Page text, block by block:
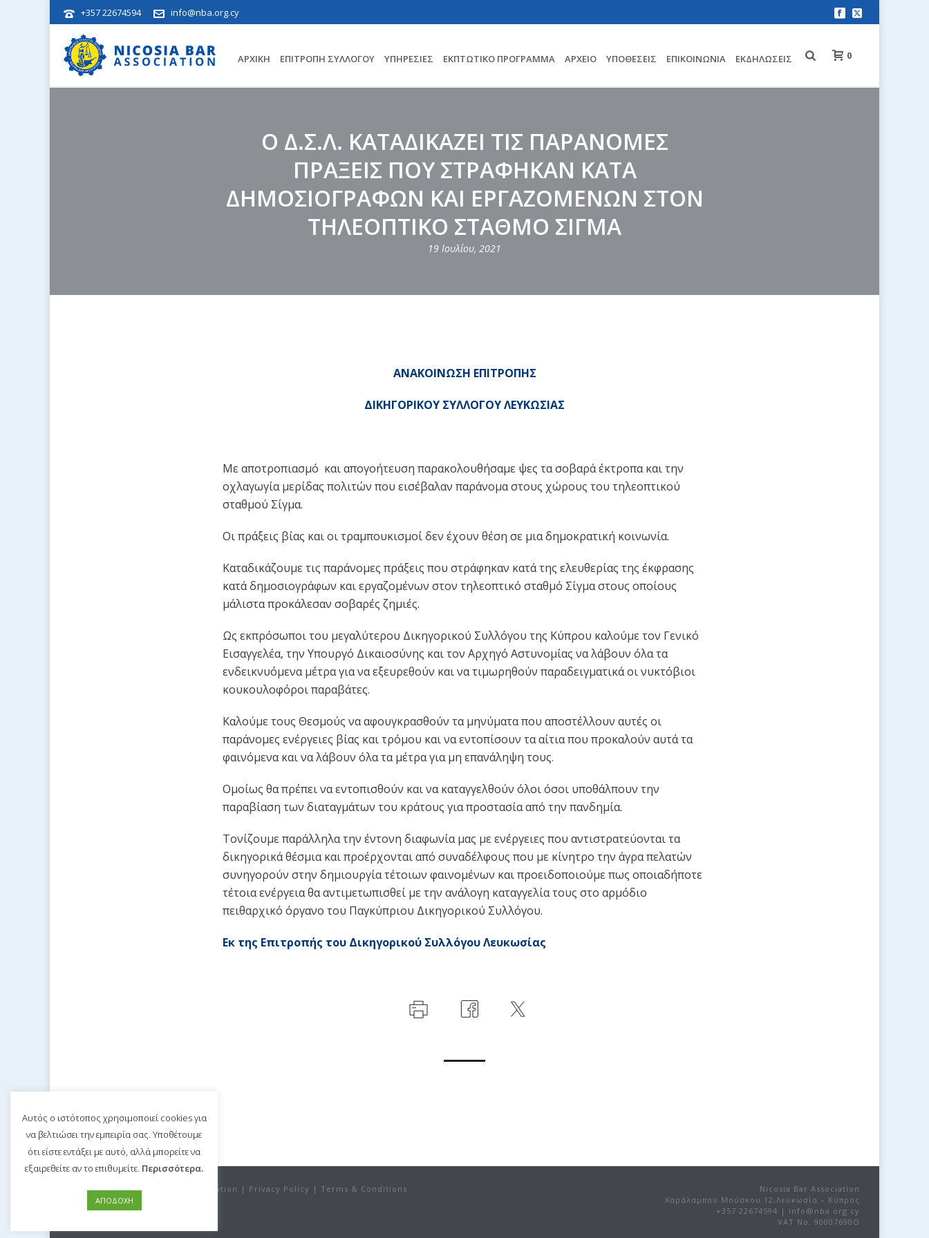
+357 22674594 info@nba.org.cy
ΑΡΧΙΚΉ ΕΠΙΤΡΟΠΗ ΣΥΛΛΟΓΟΥ ΥΠΗΡΕΣΊΕΣ ΕΚΠΤΩΤΙΚΌ ΠΡΌΓΡΑΜΜΑ ΑΡΧΕΊΟ ΥΠΟΘΈΣΕΙΣ EΠΙΚΟΙΝΩΝΊΑ ΕΚΔΗΛΏΣΕΙΣ 0
Ο Δ.Σ.Λ. ΚΑΤΑΔΙΚΑΖΕΙ ΤΙΣ ΠΑΡΑΝΟΜΕΣ
ΠΡΑΞΕΙΣ ΠΟΥ ΣΤΡΑΦΗΚΑΝ ΚΑΤΑ
ΔΗΜΟΣΙΟΓΡΑΦΩΝ ΚΑΙ ΕΡΓΑΖΟΜΕΝΩΝ ΣΤΟΝ
ΤΗΛΕΟΠΤΙΚΟ ΣΤΑΘΜΟ ΣΙΓΜΑ
19 Ιουλίου, 2021
ΑΝΑΚΟΙΝΩΣΗ ΕΠΙΤΡΟΠΗΣ
ΔΙΚΗΓΟΡΙΚΟΥ ΣΥΛΛΟΓΟΥ ΛΕΥΚΩΣΙΑΣ
Με αποτροπιασμό και απογοήτευση παρακολουθήσαμε ψες τα σοβαρά έκτροπα και την
οχλαγωγία μερίδας πολιτών που εισέβαλαν παράνομα στους χώρους του τηλεοπτικού
σταθμού Σίγμα.
Οι πράξεις βίας και οι τραμπουκισμοί δεν έχουν θέση σε μια δημοκρατική κοινωνία.
Καταδικάζουμε τις παράνομες πράξεις που στράφηκαν κατά της ελευθερίας της έκφρασης
κατά δημοσιογράφων και εργαζομένων στον τηλεοπτικό σταθμό Σίγμα στους οποίους
μάλιστα προκάλεσαν σοβαρές ζημιές.
Ως εκπρόσωποι του μεγαλύτερου Δικηγορικού Συλλόγου της Κύπρου καλούμε τον Γενικό
Εισαγγελέα, την Υπουργό Δικαιοσύνης και τον Αρχηγό Αστυνομίας να λάβουν όλα τα
ενδεικνυόμενα μέτρα για να εξευρεθούν και να τιμωρηθούν παραδειγματικά οι νυκτόβιοι
κουκουλοφόροι παραβάτες.
Καλούμε τους Θεσμούς να αφουγκρασθούν τα μηνύματα που αποστέλλουν αυτές οι
παράνομες ενέργειες βίας και τρόμου και να εντοπίσουν τα αίτια που προκαλούν αυτά τα
φαινόμενα και να λάβουν όλα τα μέτρα για μη επανάληψη τους.
Ομοίως θα πρέπει να εντοπισθούν και να καταγγελθούν όλοι όσοι υποθάλπουν την
παραβίαση των διαταγμάτων του κράτους για προστασία από την πανδημία.
Τονίζουμε παράλληλα την έντονη διαφωνία μας με ενέργειες που αντιστρατεύονται τα
δικηγορικά θέσμια και προέρχονται από συναδέλφους που με κίνητρο την άγρα πελατών
συνηγορούν στην δημιουργία τέτοιων φαινομένων και προειδοποιούμε πως οποιαδήποτε
τέτοια ενέργεια θα αντιμετωπισθεί με την ανάλογη καταγγελία τους στο αρμόδιο
πειθαρχικό όργανο του Παγκύπριου Δικηγορικού Συλλόγου.
Εκ της Επιτροπής του Δικηγορικού Συλλόγου Λευκωσίας
©Copyright 2020 Nicosia Bar Association | Privacy Policy | Terms & Conditions
By eVenzia Technologies LTD
Nicosia Bar Association
Χαράλαμπου Μούσκου 12,Λευκωσία – Κύπρος
+357 22674594 | info@nba.org.cy
VAT No. 90007690O
Αυτός ο ιστότοπος χρησιμοποιεί cookies για
να βελτιώσει την εμπειρία σας. Υποθέτουμε
ότι είστε εντάξει με αυτό, αλλά μπορείτε να
εξαιρεθείτε αν το επιθυμείτε. Περισσότερα.
ΑΠΟΔΟΧΗ